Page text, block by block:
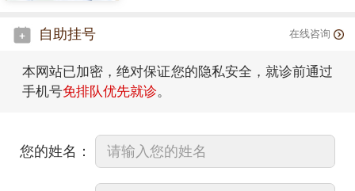
自助挂号 在线咨询
本网站已加密，绝对保证您的隐私安全，就诊前通过
手机号免排队优先就诊。
您的姓名：